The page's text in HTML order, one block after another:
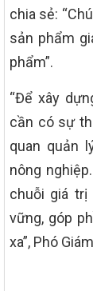
chia sẻ:
sản phẩm
phẩm”.
“Để xây
cần có sự
quan quản
nông
chuỗi giá trị
vững, góp
xa”, Phó